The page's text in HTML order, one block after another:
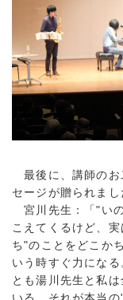
最後に、講師のお
セージが贈られまし
宮川先生：「"い
こえてくるけど、
ち"のことをどこか
いう時すぐ力にな
とも湯川先生と私
いる。それが本当